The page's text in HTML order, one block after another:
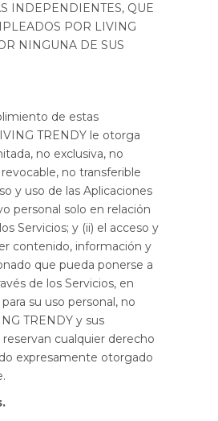
INDEPENDIENTES, QUE
POR LIVING
NINGUNA DE SUS
de estas
TRENDY le otorga
no exclusiva, no
no transferible
y uso de las Aplicaciones
personal solo en relación
Servicios; y (ii) el acceso y
contenido, información y
que pueda ponerse a
de los Servicios, en
su uso personal, no
TRENDY y sus
cualquier derecho
expresamente otorgado